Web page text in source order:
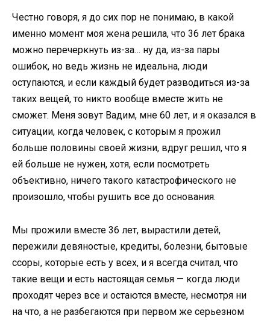
Честно говоря, я до сих пор не понимаю, в какой
именно момент моя жена решила, что 36 лет брака
можно перечеркнуть из-за… ну да, из-за пары
ошибок, но ведь жизнь не идеальна, люди
оступаются, и если каждый будет разводиться из-за
таких вещей, то никто вообще вместе жить не
сможет. Меня зовут Вадим, мне 60 лет, и я оказался в
ситуации, когда человек, с которым я прожил
больше половины своей жизни, вдруг решил, что я
ей больше не нужен, хотя, если посмотреть
объективно, ничего такого катастрофического не
произошло, чтобы рушить все до основания.
Мы прожили вместе 36 лет, вырастили детей,
пережили девяностые, кредиты, болезни, бытовые
ссоры, которые есть у всех, и я всегда считал, что
такие вещи и есть настоящая семья — когда люди
проходят через все и остаются вместе, несмотря ни
на что, а не разбегаются при первом же серьезном